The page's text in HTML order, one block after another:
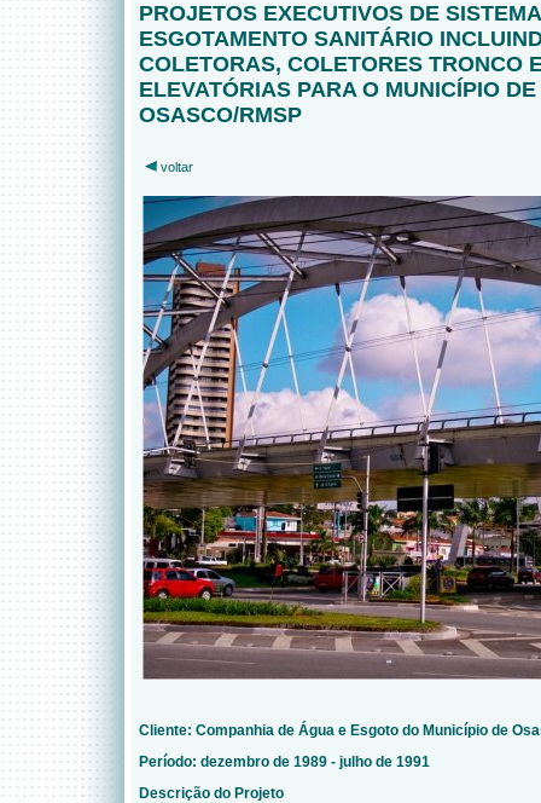
PROJETOS EXECUTIVOS DE
ESGOTAMENTO SANITÁRIO
COLETORAS, COLETORES TRONCO
ELEVATÓRIAS PARA O MUNICÍPIO DE
OSASCO/RMSP
voltar
Cliente: Companhia de Água e Esgoto do Município de
Período: dezembro de 1989 - julho de 1991
Descrição do Projeto